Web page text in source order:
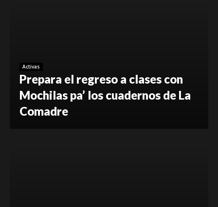
Activas
Prepara el regreso a clases con
Mochilas pa’ los cuadernos de La
Comadre